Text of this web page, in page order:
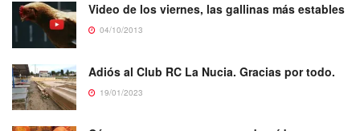
Video de los viernes, las gallinas más estables
04/10/2013
Adiós al Club RC La Nucia. Gracias por todo.
19/01/2023